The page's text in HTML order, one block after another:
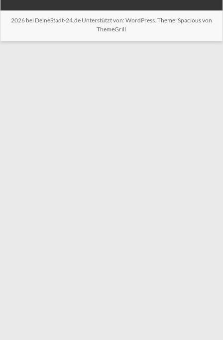
2026 bei DeineStadt-24.deUnterstützt von: WordPress. Theme: Spacious von
ThemeGrill